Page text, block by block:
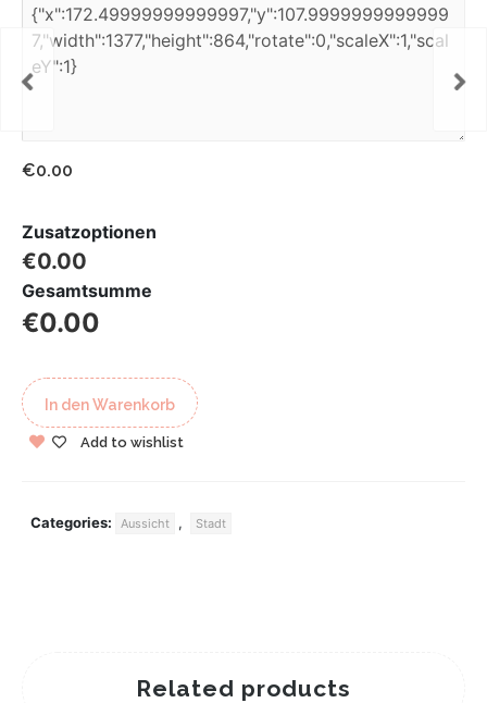
€0.00
Zusatzoptionen
€0.00
Gesamtsumme
€0.00
In den Warenkorb
Add to wishlist
Categories: Aussicht , Stadt
Related products